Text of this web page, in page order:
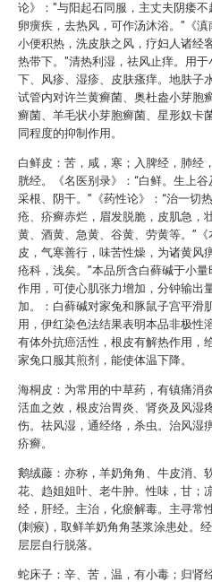
论》："与阳起石同服，主丈夫阴痿不
卵癀疾，去热风，可作汤沐浴。"《
小便积热，洗皮肤之风，疗妇人诸经
热带下。"清热利湿，祛风止痒。用
下、风疹、湿疹、皮肤瘙痒。地肤子
试管内对许兰黄癣菌、奥杜盎小芽胞
癣菌、羊毛状小芽胞癣菌、星形奴卡
同程度的抑制作用。
白鲜皮：苦，咸，寒；入脾经，肺经
胱经。《名医别录》：“白鲜。生上
采根、阴干。”《药性论》：“治一切
疮、疥癣赤烂，眉发脱脆，皮肌急，
黄、酒黄、急黄、谷黄、劳黄等。”
皮，气寒善行，味苦性燥，为诸黄风
疮科，浅矣。”本品所含白藓碱于小
作用，可使心肌张力增加，分钟输出
加。：白藓碱对家兔和豚鼠子宫平滑
用，伊红染色法结果表明本品非极性
有体外抗癌活性，根皮有解热作用，
家兔口服其煎剂，能使体温下降。
海桐皮：为常用的中草药，有镇痛消
活血之效，根皮治胃炎、肾炎及风湿
伤。祛风湿，通经络，杀虫。治风湿
疥癣。
鹅绒藤：亦称，羊奶角角、牛皮消、
花、趋姐姐叶、老牛肿。性味，甘；
经，肝经。主治，化瘀解毒。主寻常
(刺瘊)，取鲜羊奶角角茎浆涂患处。
层层自行脱落。
蛇床子：辛、苦，温，有小毒；归肾